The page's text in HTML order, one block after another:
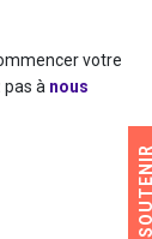
votre
pas à nous